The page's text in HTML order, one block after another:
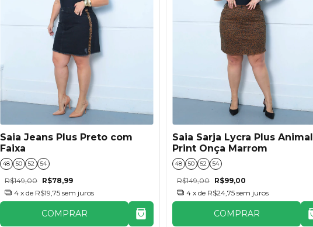
Saia Jeans Plus Preto com
Faixa
48 50 52 54
R$149,00 R$78,99
4 x de R$19,75 sem juros
COMPRAR
Saia Sarja Lycra Plus Animal
Print Onça Marrom
48 50 52 54
R$149,00 R$99,00
4 x de R$24,75 sem juros
COMPRAR